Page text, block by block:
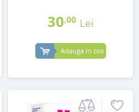
30,00 Lei
Adauga in cos